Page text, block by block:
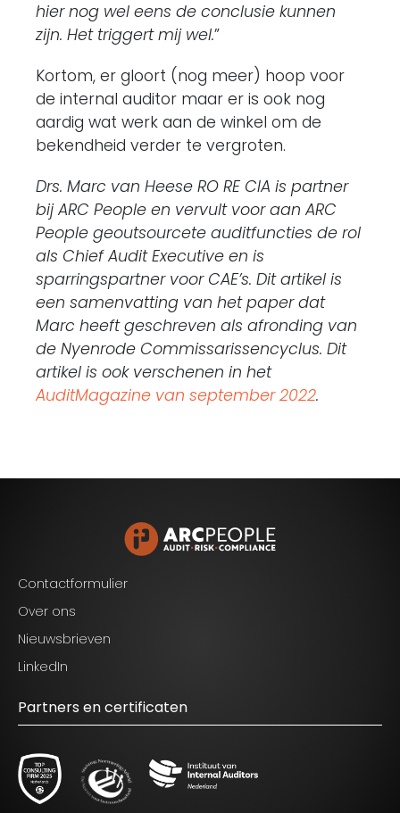
hier nog wel eens de conclusie kunnen
zijn. Het triggert mij wel.”
Kortom, er gloort (nog meer) hoop voor
de internal auditor maar er is ook nog
aardig wat werk aan de winkel om de
bekendheid verder te vergroten.
Drs. Marc van Heese RO RE CIA is partner
bij ARC People en vervult voor aan ARC
People geoutsourcete auditfuncties de rol
als Chief Audit Executive en is
sparringspartner voor CAE’s. Dit artikel is
een samenvatting van het paper dat
Marc heeft geschreven als afronding van
de Nyenrode Commissarissencyclus. Dit
artikel is ook verschenen in het
AuditMagazine van september 2022.
Contactformulier
Over ons
Nieuwsbrieven
LinkedIn
Partners en certificaten
gebied van Audit, Risk en Compliance.